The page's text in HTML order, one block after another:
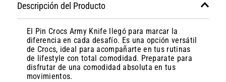
Descripción del Producto
El Pin Crocs Army Knife llegó para marcar la
diferencia en cada desafío. Es una opción versátil
de Crocs, ideal para acompañarte en tus rutinas
de lifestyle con total comodidad. Preparate para
disfrutar de una comodidad absoluta en tus
movimientos.